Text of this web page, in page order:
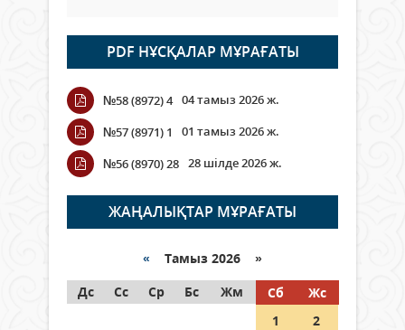
Open Air: Қызылорда облысы
полиция департаменті 20
мыңнан астам көрерменнің
қауіпсіздігін қамтамасыз етті
06 тамыз 2026 ж.
Wi-Fi ҚАБЫРҒА АРҚЫЛЫ ҚАЛАЙ
ӨТЕДІ?
06 тамыз 2026 ж. 251
граждане Казахстана,
05 тамыз 2026 ж. 122
PDF НҰСҚАЛАР МҰРАҒАТЫ
№58 (8972) 4 04 тамыз 2026 ж.
№57 (8971) 1
01 тамыз 2026 ж.
№56 (8970) 28 28 шілде 2026 ж.
ЖАҢАЛЫҚТАР МҰРАҒАТЫ
« Тамыз 2026 »
Дс
Сс Ср Бс Жм Сб
Жс
1
2